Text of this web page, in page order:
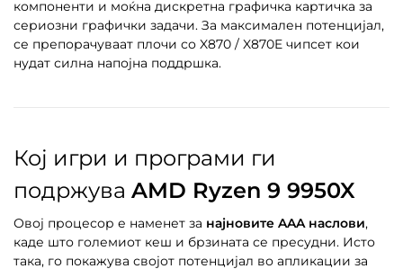
компоненти и моќна дискретна графичка картичка за
сериозни графички задачи. За максимален потенцијал,
се препорачуваат плочи со X870 / X870E чипсет кои
нудат силна напојна поддршка.
Кој игри и програми ги
подржува AMD Ryzen 9 9950X
Овој процесор е наменет за најновите AAA наслови,
каде што големиот кеш и брзината се пресудни. Исто
така, го покажува својот потенцијал во апликации за